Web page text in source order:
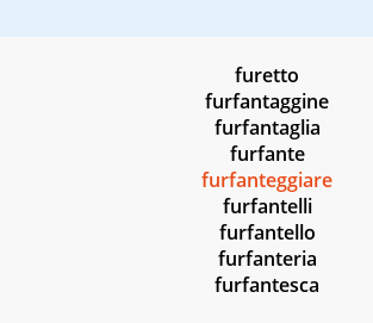
furetto
furfantaggine
furfantaglia
furfante
furfanteggiare
furfantelli
furfantello
furfanteria
furfantesca